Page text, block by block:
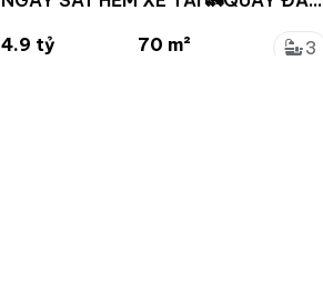
4.9 tỷ
70 m²
3